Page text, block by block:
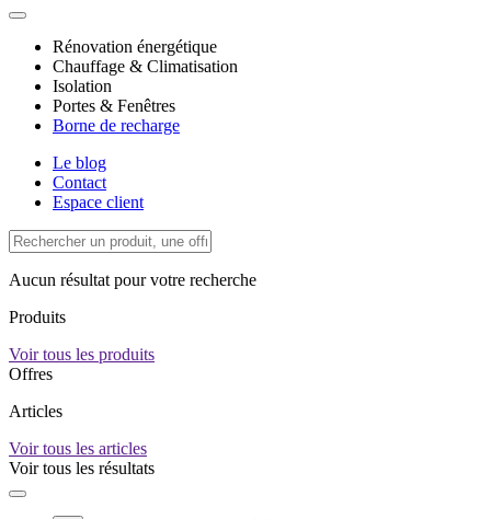
Rénovation énergétique
Chauffage & Climatisation
Isolation
Portes & Fenêtres
Borne de recharge
Le blog
Contact
Espace client
Aucun résultat pour votre recherche
Produits
Voir tous les produits
Offres
Articles
Voir tous les articles
Voir tous les résultats